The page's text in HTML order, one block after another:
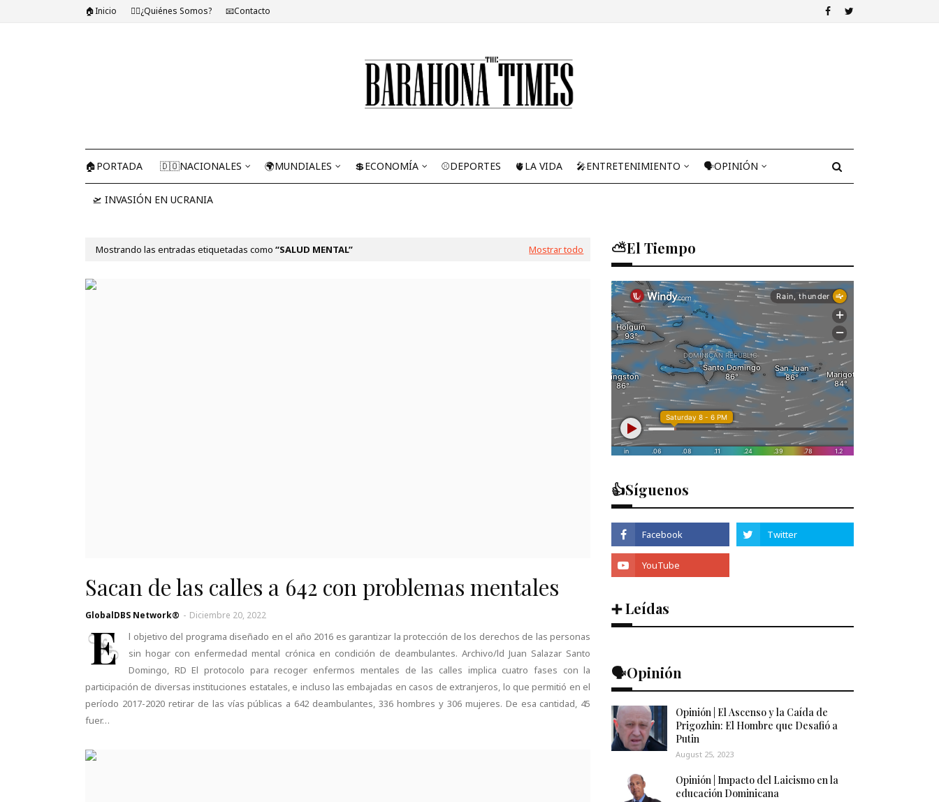
🏠Inicio 🤷‍♂️¿Quiénes Somos? 📧Contacto
🏠PORTADA 🇩🇴NACIONALES 🌍MUNDIALES 💲ECONOMÍA ⚾DEPORTES 🫀LA VIDA 🎤ENTRETENIMIENTO 🗣OPINIÓN
🛫 INVASIÓN EN UCRANIA
Mostrando las entradas etiquetadas como SALUD MENTAL Mostrar todo
Sacan de las calles a 642 con problemas mentales
GlobalDBS Network® - Diciembre 20, 2022
E
l objetivo del programa diseñado en el año 2016 es garantizar la protección de los derechos de las personas
sin hogar con enfermedad mental crónica en condición de deambulantes. Archivo/ld Juan Salazar Santo
Domingo, RD El protocolo para recoger enfermos mentales de las calles implica cuatro fases con la
participación de diversas instituciones estatales, e incluso las embajadas en casos de extranjeros, lo que permitió en el
período 2017-2020 retirar de las vías públicas a 642 deambulantes, 336 hombres y 306 mujeres. De esa cantidad, 45
fuer…
⛅El Tiempo
👍Síguenos
➕ Leídas
🗣️Opinión
Opinión | El Ascenso y la Caída de
Prigozhin: El Hombre que Desafió a
Putin
August 25, 2023
Opinión | Impacto del Laicismo en la
educación Dominicana